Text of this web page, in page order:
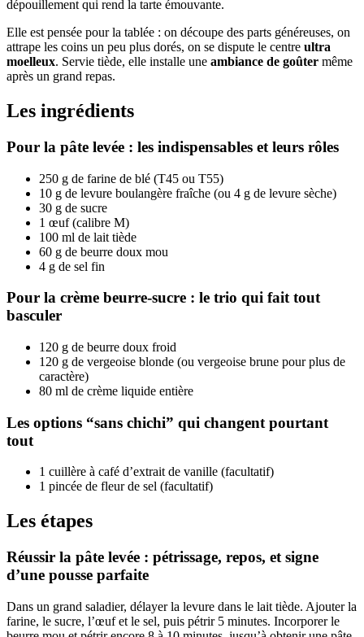
dépouillement qui rend la tarte émouvante.
Elle est pensée pour la tablée : on découpe des parts généreuses, on
attrape les coins un peu plus dorés, on se dispute le centre ultra
moelleux. Servie tiède, elle installe une ambiance de goûter même
après un grand repas.
Les ingrédients
Pour la pâte levée : les indispensables et leurs rôles
250 g de farine de blé (T45 ou T55)
10 g de levure boulangère fraîche (ou 4 g de levure sèche)
30 g de sucre
1 œuf (calibre M)
100 ml de lait tiède
60 g de beurre doux mou
4 g de sel fin
Pour la crème beurre-sucre : le trio qui fait tout
basculer
120 g de beurre doux froid
120 g de vergeoise blonde (ou vergeoise brune pour plus de
caractère)
80 ml de crème liquide entière
Les options “sans chichi” qui changent pourtant
tout
1 cuillère à café d’extrait de vanille (facultatif)
1 pincée de fleur de sel (facultatif)
Les étapes
Réussir la pâte levée : pétrissage, repos, et signe
d’une pousse parfaite
Dans un grand saladier, délayer la levure dans le lait tiède. Ajouter la
farine, le sucre, l’œuf et le sel, puis pétrir 5 minutes. Incorporer le